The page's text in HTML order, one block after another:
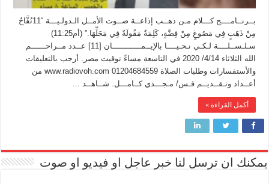
بــرنــامــــج كـــلام مـن ذهــب إذاعــة صــوت الأمــل الـدولـيـــة “11تُفَّاحٌ
مِنْ ذَهَبٍ فِي مَصُوغٍ مِنْ فِضَّةٍ، كَلِمَةٌ مَقُولَةٌ فِي مَحَلِّهَا.” (أم11:25)
سـلـســلــــة لـكـي نـحـيــــا بالإيــمــــــــــــان [11] عــدد مــراحــــــم
الله الثلاثاء 4/14/ 2020 في التاسعة مساءً توقيت مصر. أرحب بالتعليقات
والأستفسارات وطلبات الصلاة www.radiovoh.com 01204684559 من
أعــداد وتـقــديــم قـس/ مـجـــدي كــامـــل. شــاهــد …
أكمل القراءة »
يمكنك ان ترسل لنا خبر عاجل او فيديو او صوت